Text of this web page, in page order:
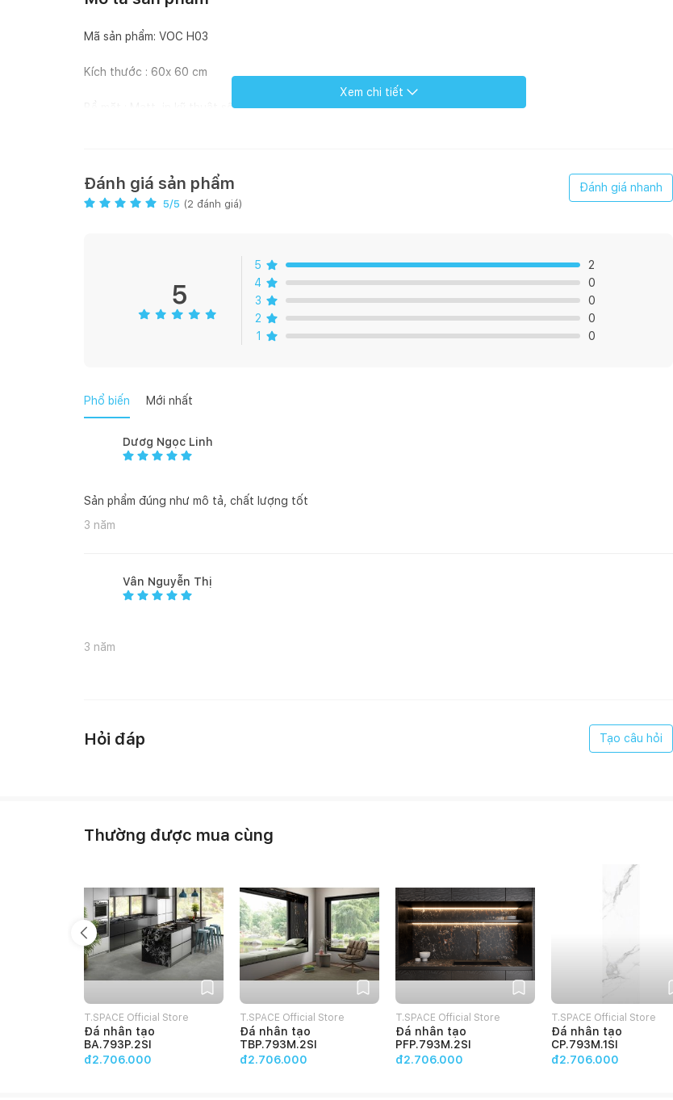
Mã sản phẩm: VOC H03
Kích thước : 60x 60 cm
Bề mặt : Matt, in kỹ thuật số, random
Quy cách đóng gói: 04 viên/ hộp (1,44m2)
Xem chi tiết
Đánh giá sản phẩm
5/5 (2 đánh giá)
Đánh giá nhanh
5
5
2
4
0
3
0
2
0
1
0
Phổ biến Mới nhất
Dươg Ngọc Linh
Sản phẩm đúng như mô tả, chất lượng tốt
3 năm
Vân Nguyễn Thị
3 năm
Hỏi đáp Tạo câu hỏi
Thường được mua cùng
T.SPACE Official Store
Đá nhân tạo
BA.793P.2SI
đ2.706.000
T.SPACE Official Store
Đá nhân tạo
TBP.793M.2SI
đ2.706.000
T.SPACE Official Store
Đá nhân tạo
PFP.793M.2SI
đ2.706.000
T.SPACE Official Store
Đá nhân tạo
CP.793M.1SI
đ2.706.000